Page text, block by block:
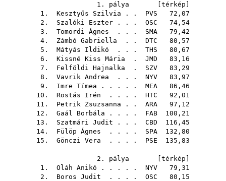
1. pálya [ térkép
1. Kesztyűs Szilvia . . PVS 72,07
2. Szalóki Eszter . . . OSC 74,54
3. Tömördi Ágnes . . . SMA 79,42
4. Zámbó Gabriella . . DTC 80,57
5. Mátyás Ildikó . . . THS 80,67
6. Kissné Kiss Mária . JMD 83,16
7. Felföldi Hajnalka . SZV 83,29
8. Vavrik Andrea . . . NYV 83,97
9. Imre Tímea . . . . . MEA 86,46
10. Rostás Irén . . . . HTC 92,01
11. Petrik Zsuzsanna . . ARA 97,12
12. Gaál Borbála . . . . FAB 100,21
13. Szatmári Judit . . . CBD 116,45
14. Fülöp Ágnes . . . . SPA 132,80
15. Gönczi Vera . . . . PSE 135,83
2. pálya [ térkép
1. Oláh Anikó . . . . . NYV 79,31
2. Boros Judit . . . . OSC 80,15